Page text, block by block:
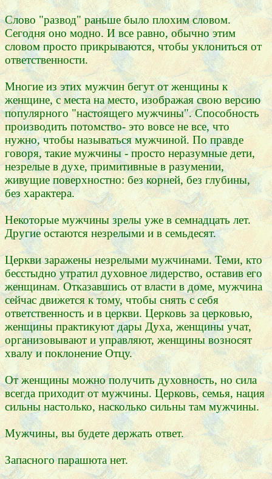
Слово "развод" раньше было плохим словом.
Сегодня оно модно. И все равно, обычно этим
словом просто прикрываются, чтобы уклониться от
ответственности.
Многие из этих мужчин бегут от женщины к
женщине, с места на место, изображая свою версию
популярного "настоящего мужчины". Способность
производить потомство- это вовсе не все, что
нужно, чтобы называться мужчиной. По правде
говоря, такие мужчины - просто неразумные дети,
незрелые в духе, примитивные в разумении,
живущие поверхностно: без корней, без глубины,
без характера.
Некоторые мужчины зрелы уже в семнадцать лет.
Другие остаются незрелыми и в семьдесят.
Церкви заражены незрелыми мужчинами. Теми, кто
бесстыдно утратил духовное лидерство, оставив его
женщинам. Отказавшись от власти в доме, мужчина
сейчас движется к тому, чтобы снять с себя
ответственность и в церкви. Церковь за церковью,
женщины практикуют дары Духа, женщины учат,
организовывают и управляют, женщины возносят
хвалу и поклонение Отцу.
От женщины можно получить духовность, но сила
всегда приходит от мужчины. Церковь, семья, нация
сильны настолько, насколько сильны там мужчины.
Мужчины, вы будете держать ответ.
Запасного парашюта нет.